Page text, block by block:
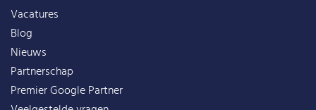
Vacatures
Blog
Nieuws
Partnerschap
Premier Google Partner